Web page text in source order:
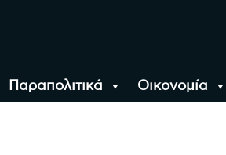
Παραπολιτικά Οικονομία